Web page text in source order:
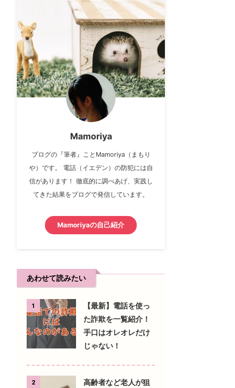
Mamoriya
ブログの『筆者』ことMamoriya（まもり
や）です。 電話（イエデン）の防犯には自
信があります！ 徹底的に調べあげ、実践し
てきた結果をブログで発信しています。
Mamoriyaの自己紹介
あわせて読みたい
1
【最新】電話を使っ
た詐欺を一覧紹介！
手口はオレオレだけ
じゃない！
2
高齢者など老人が狙